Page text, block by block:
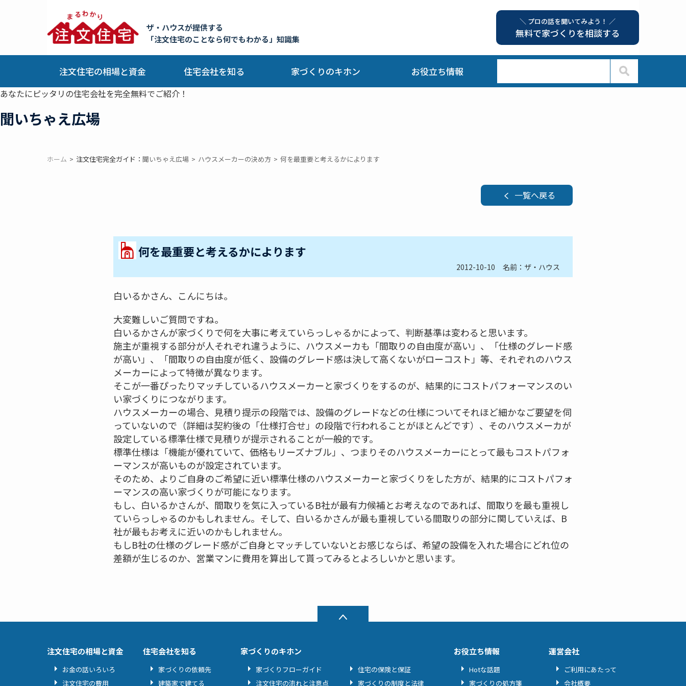
ザ・ハウスが提供する
「注文住宅のことなら何でもわかる」知識集
＼ プロの話を聞いてみよう！ ／
無料で家づくりを相談する
注文住宅の相場と資金 住宅会社を知る 家づくりのキホン お役立ち情報
あなたにピッタリの住宅会社を完全無料でご紹介！
聞いちゃえ広場
ホーム 注文住宅完全ガイド： 聞いちゃえ広場 ハウスメーカーの決め方 何を最重要と考えるかによります
一覧へ戻る
何を最重要と考えるかによります
2012-10-10 名前：ザ・ハウス
白いるかさん、こんにちは。
大変難しいご質問ですね。
白いるかさんが家づくりで何を大事に考えていらっしゃるかによって、判断基準は変わると思います。
施主が重視する部分が人それぞれ違うように、ハウスメーカも「間取りの自由度が高い」、「仕様のグレード感
が高い」、「間取りの自由度が低く、設備のグレード感は決して高くないがローコスト」等、それぞれのハウス
メーカーによって特徴が異なります。
そこが一番ぴったりマッチしているハウスメーカーと家づくりをするのが、結果的にコストパフォーマンスのい
い家づくりにつながります。
ハウスメーカーの場合、見積り提示の段階では、設備のグレードなどの仕様についてそれほど細かなご要望を伺
っていないので（詳細は契約後の「仕様打合せ」の段階で行われることがほとんどです）、そのハウスメーカが
設定している標準仕様で見積りが提示されることが一般的です。
標準仕様は「機能が優れていて、価格もリーズナブル」、つまりそのハウスメーカーにとって最もコストパフォ
ーマンスが高いものが設定されています。
そのため、よりご自身のご希望に近い標準仕様のハウスメーカーと家づくりをした方が、結果的にコストパフォ
ーマンスの高い家づくりが可能になります。
もし、白いるかさんが、間取りを気に入っているB社が最有力候補とお考えなのであれば、間取りを最も重視し
ていらっしゃるのかもしれません。そして、白いるかさんが最も重視している間取りの部分に関していえば、B
社が最もお考えに近いのかもしれません。
もしB社の仕様のグレード感がご自身とマッチしていないとお感じならば、希望の設備を入れた場合にどれ位の
差額が生じるのか、営業マンに費用を算出して貰ってみるとよろしいかと思います。
注文住宅の相場と資金
お金の話いろいろ
注文住宅の費用
住宅会社を知る
家づくりの依頼先
建築家で建てる
家づくりのキホン
家づくりフローガイド
注文住宅の流れと注意点
住宅の保険と保証
家づくりの制度と法律
お役立ち情報
Hotな話題
家づくりの処方箋
運営会社
ご利用にあたって
会社概要